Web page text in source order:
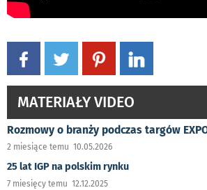
MATERIAŁY VIDEO
Rozmowy o branży podczas targów
2 miesiące temu 10.05.2026
25 lat IGP na polskim rynku
7 miesięcy temu 12.12.2025